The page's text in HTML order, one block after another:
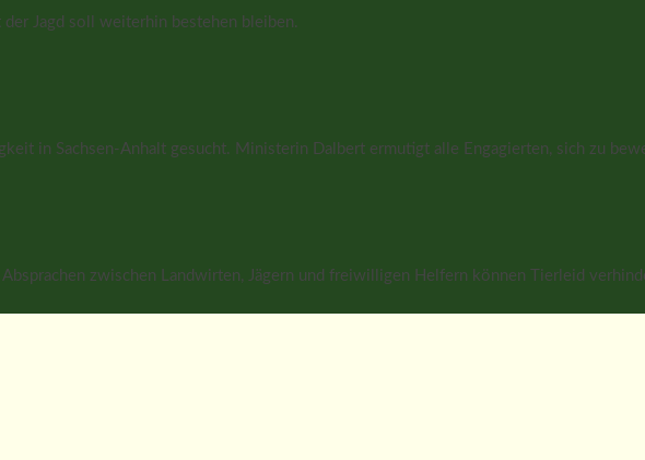
Jagd soll weiterhin bestehen bleiben.
in Sachsen-Anhalt gesucht. Ministerin Dalbert ermutigt alle Engagierten, sich zu
zwischen Landwirten, Jägern und freiwilligen Helfern können Tierleid